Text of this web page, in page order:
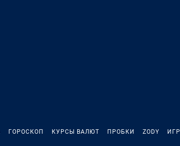
ГОРОСКОП КУРСЫ ВАЛЮТ ПРОБКИ ZODY